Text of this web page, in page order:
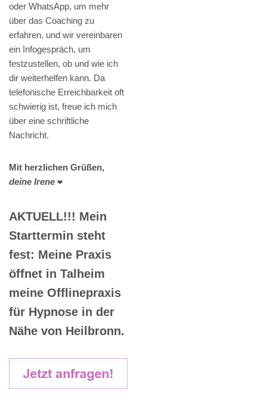
oder WhatsApp, um mehr
über das Coaching zu
erfahren, und wir vereinbaren
ein Infogespräch, um
festzustellen, ob und wie ich
dir weiterhelfen kann. Da
telefonische Erreichbarkeit oft
schwierig ist, freue ich mich
über eine schriftliche
Nachricht.
Mit herzlichen Grüßen,
deine Irene ❤️
AKTUELL!!! Mein
Starttermin steht
fest: Meine Praxis
öffnet in Talheim
meine Offlinepraxis
für Hypnose in der
Nähe von Heilbronn.